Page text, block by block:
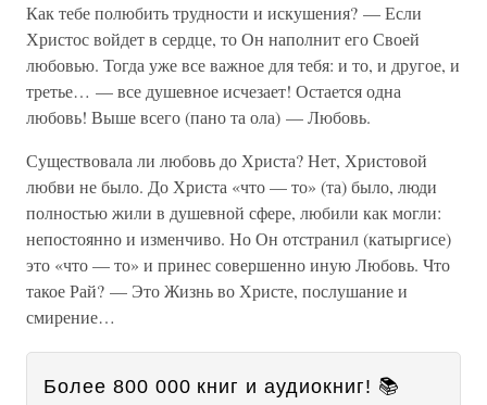
Как тебе полюбить трудности и искушения? — Если
Христос войдет в сердце, то Он наполнит его Своей
любовью. Тогда уже все важное для тебя: и то, и другое, и
третье… — все душевное исчезает! Остается одна
любовь! Выше всего (пано та ола) — Любовь.
Существовала ли любовь до Христа? Нет, Христовой
любви не было. До Христа «что — то» (та) было, люди
полностью жили в душевной сфере, любили как могли:
непостоянно и изменчиво. Но Он отстранил (катыргисе)
это «что — то» и принес совершенно иную Любовь. Что
такое Рай? — Это Жизнь во Христе, послушание и
смирение…
Более 800 000 книг и аудиокниг! 📚